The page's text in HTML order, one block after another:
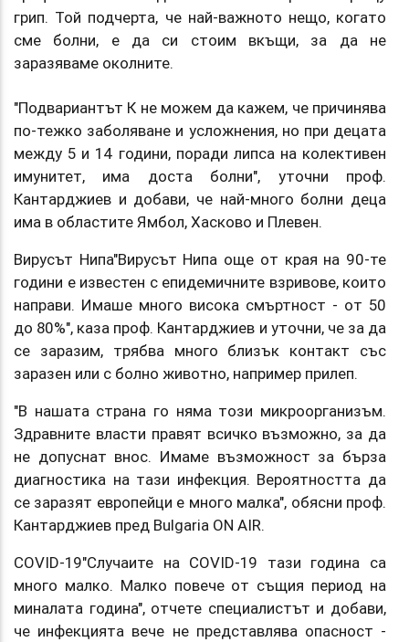
грип. Той подчерта, че най-важното нещо, когато
сме болни, е да си стоим вкъщи, за да не
заразяваме околните.
"Подвариантът К не можем да кажем, че причинява
по-тежко заболяване и усложнения, но при децата
между 5 и 14 години, поради липса на колективен
имунитет, има доста болни", уточни проф.
Кантарджиев и добави, че най-много болни деца
има в областите Ямбол, Хасково и Плевен.
Вирусът Нипа"Вирусът Нипа още от края на 90-те
години е известен с епидемичните взривове, които
направи. Имаше много висока смъртност - от 50
до 80%", каза проф. Кантарджиев и уточни, че за да
се заразим, трябва много близък контакт със
заразен или с болно животно, например прилеп.
"В нашата страна го няма този микроорганизъм.
Здравните власти правят всичко възможно, за да
не допуснат внос. Имаме възможност за бърза
диагностика на тази инфекция. Вероятността да
се заразят европейци е много малка", обясни проф.
Кантарджиев пред Bulgaria ON AIR.
COVID-19"Случаите на COVID-19 тази година са
много малко. Малко повече от същия период на
миналата година", отчете специалистът и добави,
че инфекцията вече не представлява опасност -